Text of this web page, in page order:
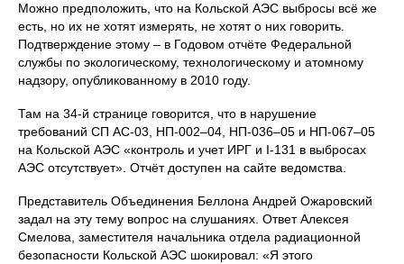
Можно предположить, что на Кольской АЭС выбросы всё же
есть, но их не хотят измерять, не хотят о них говорить.
Подтверждение этому – в Годовом отчёте Федеральной
службы по экологическому, технологическому и атомному
надзору, опубликованному в 2010 году.
Там на 34-й странице говорится, что в нарушение
требований СП АС-03, НП-002–04, НП-036–05 и НП-067–05
на Кольской АЭС «контроль и учет ИРГ и I-131 в выбросах
АЭС отсутствует». Отчёт доступен на сайте ведомства.
Представитель Объединения Беллона Андрей Ожаровский
задал на эту тему вопрос на слушаниях. Ответ Алексея
Смелова, заместителя начальника отдела радиационной
безопасности Кольской АЭС шокировал: «Я этого